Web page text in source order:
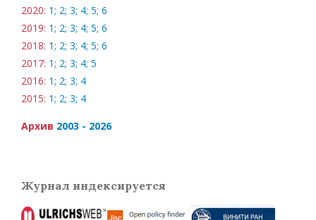
2020: 1; 2; 3; 4; 5; 6
2019: 1; 2; 3; 4; 5; 6
2018: 1; 2; 3; 4; 5; 6
2017: 1; 2; 3; 4; 5
2016: 1; 2; 3; 4
2015: 1; 2; 3; 4
Архив 2003 - 2026
Журнал индексируется